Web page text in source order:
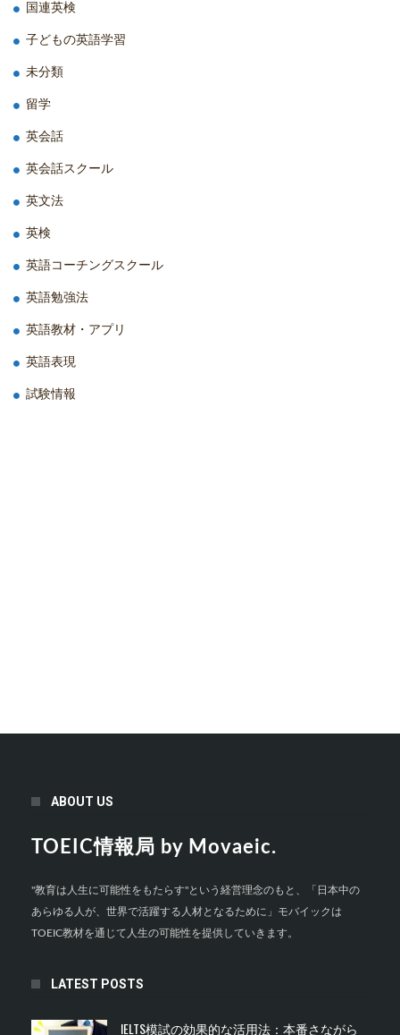
国連英検
子どもの英語学習
未分類
留学
英会話
英会話スクール
英文法
英検
英語コーチングスクール
英語勉強法
英語教材・アプリ
英語表現
試験情報
ABOUT US
TOEIC情報局 by Movaeic.
"教育は人生に可能性をもたらす"という経営理念のもと、「日本中の
あらゆる人が、世界で活躍する人材となるために」モバイックは
TOEIC教材を通じて人生の可能性を提供していきます。
LATEST POSTS
IELTS模試の効果的な活用法：本番さながら